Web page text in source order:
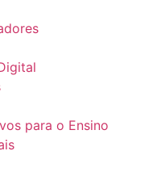
para o Ensino